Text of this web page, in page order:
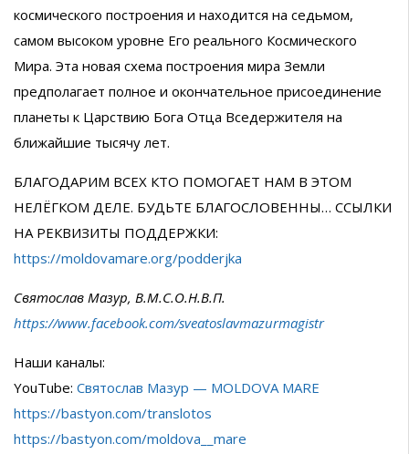
космического построения и находится на седьмом,
самом высоком уровне Его реального Космического
Мира. Эта новая схема построения мира Земли
предполагает полное и окончательное присоединение
планеты к Царствию Бога Отца Вседержителя на
ближайшие тысячу лет.
БЛАГОДАРИМ ВСЕХ КТО ПОМОГАЕТ НАМ В ЭТОМ
НЕЛЁГКОМ ДЕЛЕ. БУДЬТЕ БЛАГОСЛОВЕННЫ… ССЫЛКИ
НА РЕКВИЗИТЫ ПОДДЕРЖКИ:
https://moldovamare.org/podderjka
Святослав Мазур, В.М.С.О.Н.В.П.
https://www.facebook.com/sveatoslavmazurmagistr
Наши каналы:
YouTube: Святослав Мазур — MOLDOVA MARE
https://bastyon.com/translotos
https://bastyon.com/moldova__mare